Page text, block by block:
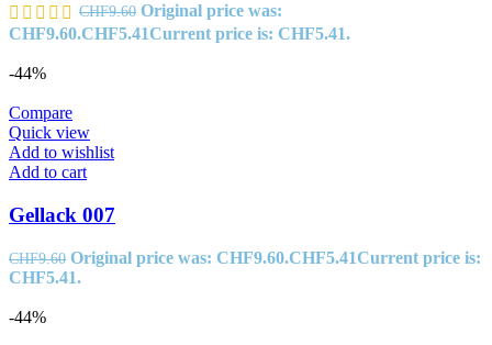
CHF9.60 Original price was:
CHF9.60.CHF5.41Current price is: CHF5.41.
-44%
Compare
Quick view
Add to wishlist
Add to cart
Gellack 007
CHF9.60 Original price was: CHF9.60.CHF5.41Current price is:
CHF5.41.
-44%